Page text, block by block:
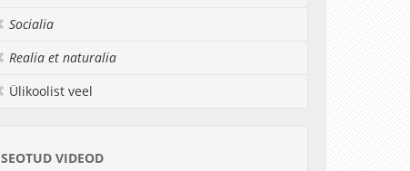
Socialia
Realia et naturalia
Ülikoolist veel
SEOTUD VIDEOD